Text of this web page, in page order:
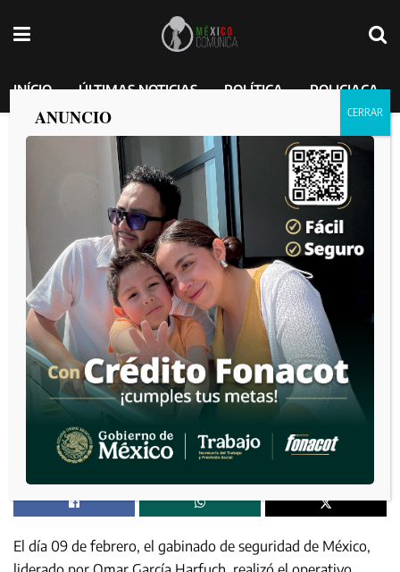
INÍCIO ÚLTIMAS NOTICIAS POLÍTICA POLICIACA
Operación Frontera Norte: Detienen a
Decenas de Personas y Rescatan a 86
Migrantes
MEXICO COMUNICA 2025-02-10
El día 09 de febrero, el gabinado de seguridad de México,
ANUNCIO